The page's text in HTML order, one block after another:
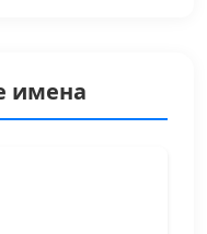
имена